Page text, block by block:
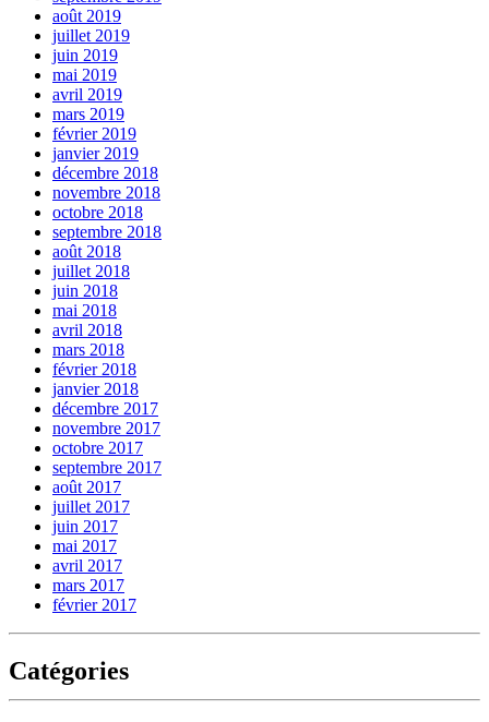
août 2019
juillet 2019
juin 2019
mai 2019
avril 2019
mars 2019
février 2019
janvier 2019
décembre 2018
novembre 2018
octobre 2018
septembre 2018
août 2018
juillet 2018
juin 2018
mai 2018
avril 2018
mars 2018
février 2018
janvier 2018
décembre 2017
novembre 2017
octobre 2017
septembre 2017
août 2017
juillet 2017
juin 2017
mai 2017
avril 2017
mars 2017
février 2017
Catégories